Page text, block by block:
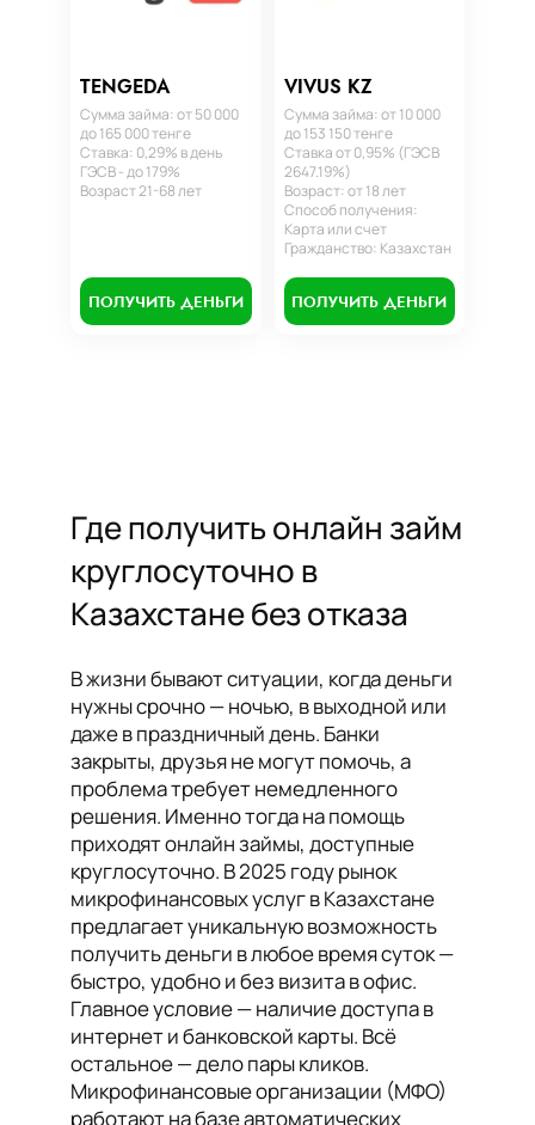
TENGEDA
Сумма займа: от 50 000
до 165 000 тенге
Ставка: 0,29% в день
ГЭСВ - до 179%
Возраст 21-68 лет
ПОЛУЧИТЬ ДЕНЬГИ
VIVUS KZ
Сумма займа: от 10 000
до 153 150 тенге
Ставка от 0,95% (ГЭСВ
2647.19%)
Возраст: от 18 лет
Способ получения:
Карта или счет
Гражданство: Казахстан
ПОЛУЧИТЬ ДЕНЬГИ
Где получить онлайн займ
круглосуточно в
Казахстане без отказа
В жизни бывают ситуации, когда деньги
нужны срочно — ночью, в выходной или
даже в праздничный день. Банки
закрыты, друзья не могут помочь, а
проблема требует немедленного
решения. Именно тогда на помощь
приходят онлайн займы, доступные
круглосуточно. В 2025 году рынок
микрофинансовых услуг в Казахстане
предлагает уникальную возможность
получить деньги в любое время суток —
быстро, удобно и без визита в офис.
Главное условие — наличие доступа в
интернет и банковской карты. Всё
остальное — дело пары кликов.
Микрофинансовые организации (МФО)
работают на базе автоматических